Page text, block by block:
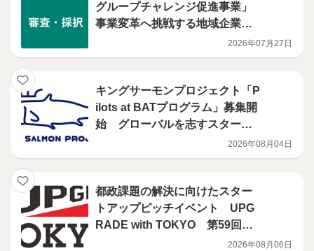
グループチャレンジ促進事業」
事業変革へ挑戦する地域企業グ
2026年07月27日
キングサーモンプロジェクト「P
ilots at BATプログラム」募集開
始 グローバルを志すスタート
アップに対し、ニューヨークで
の現地支援プログラムを展開
2026年08月04日
都政課題の解決に向けたスター
トアップピッチイベント UPG
RADE with TOKYO 第59回開
2026年08月06日